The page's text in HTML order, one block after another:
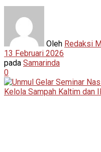
Oleh Redaksi
13 Februari 2026
pada Samarinda
0